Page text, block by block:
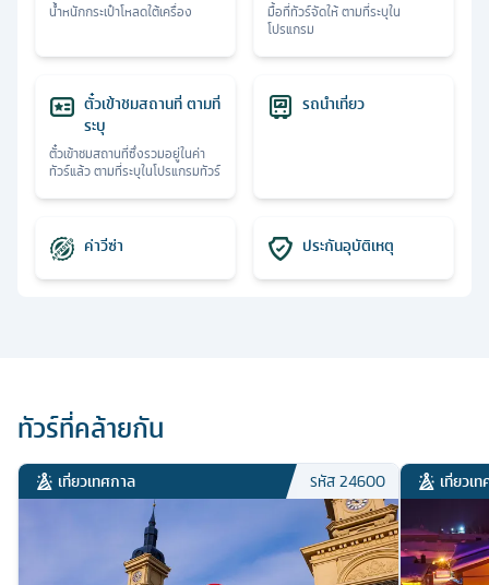
น้ำหนักกระเป๋าโหลดใต้เครื่อง
มื้อที่ทัวร์จัดให้ ตามที่ระบุใน
โปรแกรม
ตั๋วเข้าชมสถานที่ ตามที่
ระบุ
ตั๋วเข้าชมสถานที่ซึ่งรวมอยู่ในค่า
ทัวร์แล้ว ตามที่ระบุในโปรแกรมทัวร์
รถนำเที่ยว
ค่าวีซ่า ประกันอุบัติเหตุ
ทัวร์ที่คล้ายกัน
เที่ยวเทศกาล รหัส24600 เที่ยวเ